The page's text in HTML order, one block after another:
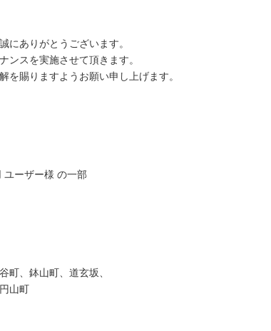
にありがとうございます。
ンスを実施させて頂きます。
を賜りますようお願い申し上げます。
ユーザー様 の一部
町、鉢山町、道玄坂、
山町